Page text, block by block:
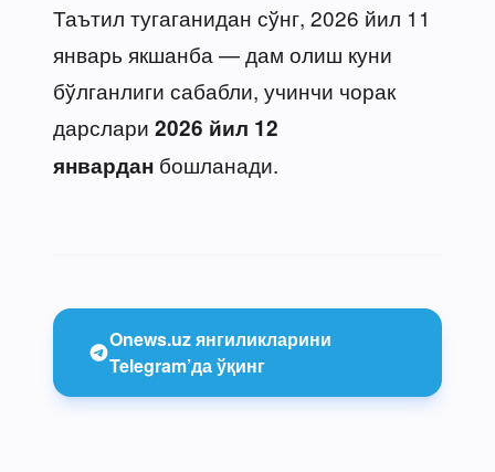
Таътил тугаганидан сўнг, 2026 йил 11
январь якшанба — дам олиш куни
бўлганлиги сабабли, учинчи чорак
дарслари 2026 йил 12
январдан бошланади.
Onews.uz янгиликларини
Telegram’да ўқинг